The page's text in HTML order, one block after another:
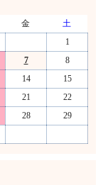
金
土
1
7
8
14
15
21
22
28
29